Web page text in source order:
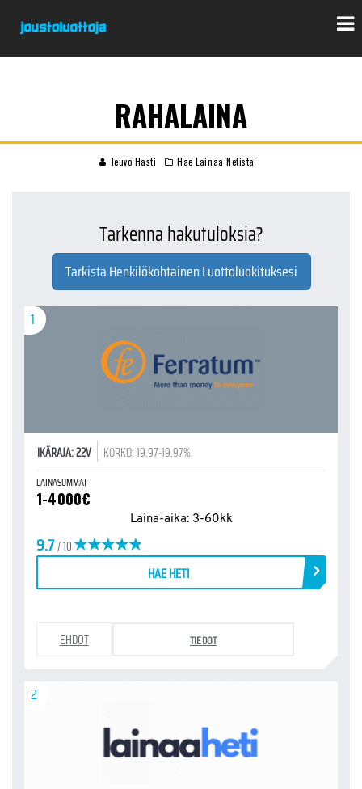
RAHALAINA
Teuvo Hasti Hae Lainaa Netistä
Tarkenna hakutuloksia?
Tarkista Henkilökohtainen Luottoluokituksesi
1
IKÄRAJA: 22V KORKO: 19.97-19.97%
LAINASUMMAT
1-4000€
Laina-aika: 3-60kk
9.7/ 10
EHDOT TIEDOT
HAE HETI
2